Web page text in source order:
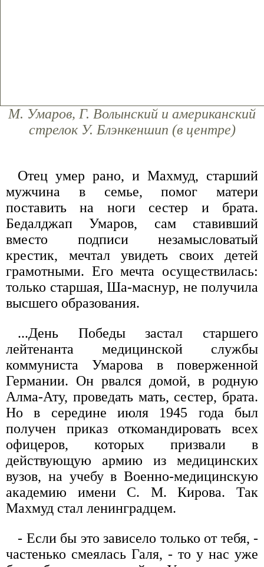
М. Умаров, Г. Волынский и американский
стрелок У. Блэнкеншип (в центре)
Отец умер рано, и Махмуд, старший
мужчина в семье, помог матери
поставить на ноги сестер и брата.
Бедалджап Умаров, сам ставивший
вместо подписи незамысловатый
крестик, мечтал увидеть своих детей
грамотными. Его мечта осуществилась:
только старшая, Ша-маснур, не получила
высшего образования.
...День Победы застал старшего
лейтенанта медицинской службы
коммуниста Умарова в поверженной
Германии. Он рвался домой, в родную
Алма-Ату, проведать мать, сестер, брата.
Но в середине июля 1945 года был
получен приказ откомандировать всех
офицеров, которых призвали в
действующую армию из медицинских
вузов, на учебу в Военно-медицинскую
академию имени С. М. Кирова. Так
Махмуд стал ленинградцем.
- Если бы это зависело только от тебя, -
частенько смеялась Галя, - то у нас уже